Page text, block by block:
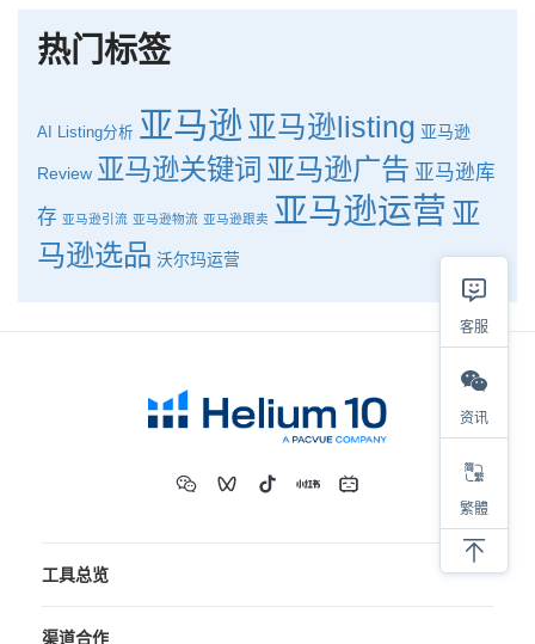
热门标签
AI Listing分析 亚马逊 亚马逊listing 亚马逊
Review 亚马逊关键词 亚马逊广告 亚马逊库
存 亚马逊引流 亚马逊物流 亚马逊跟卖 亚马逊运营 亚
马逊选品 沃尔玛运营
工具总览
渠道合作
客服
资讯
繁體